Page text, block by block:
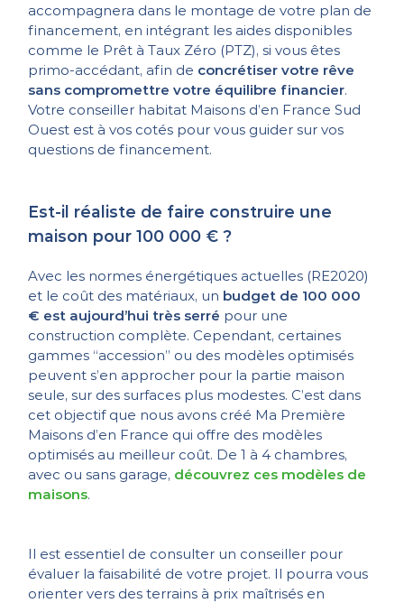
accompagnera dans le montage de votre plan de
financement, en intégrant les aides disponibles
comme le Prêt à Taux Zéro (PTZ), si vous êtes
primo-accédant, afin de concrétiser votre rêve
sans compromettre votre équilibre financier.
Votre conseiller habitat Maisons d’en France Sud
Ouest est à vos cotés pour vous guider sur vos
questions de financement.
Est-il réaliste de faire construire une
maison pour 100 000 € ?
Avec les normes énergétiques actuelles (RE2020)
et le coût des matériaux, un budget de 100 000
€ est aujourd’hui très serré pour une
construction complète. Cependant, certaines
gammes “accession” ou des modèles optimisés
peuvent s’en approcher pour la partie maison
seule, sur des surfaces plus modestes. C’est dans
cet objectif que nous avons créé Ma Première
Maisons d’en France qui offre des modèles
optimisés au meilleur coût. De 1 à 4 chambres,
avec ou sans garage, découvrez ces modèles de
maisons.
Il est essentiel de consulter un conseiller pour
évaluer la faisabilité de votre projet. Il pourra vous
orienter vers des terrains à prix maîtrisés en